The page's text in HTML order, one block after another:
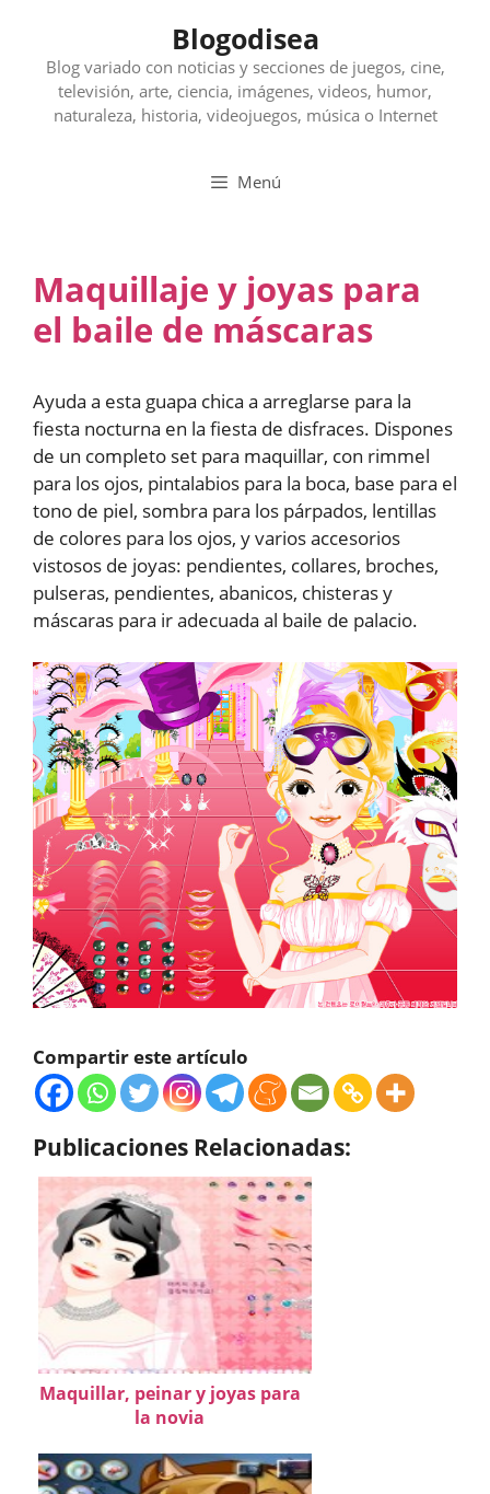
contenido
Blogodisea
Blog variado con noticias y secciones de juegos, cine,
televisión, arte, ciencia, imágenes, videos, humor,
naturaleza, historia, videojuegos, música o Internet
Menú
Maquillaje y joyas para
el baile de máscaras
Ayuda a esta guapa chica a arreglarse para la
fiesta nocturna en la fiesta de disfraces. Dispones
de un completo set para maquillar, con rimmel
para los ojos, pintalabios para la boca, base para el
tono de piel, sombra para los párpados, lentillas
de colores para los ojos, y varios accesorios
vistosos de joyas: pendientes, collares, broches,
pulseras, pendientes, abanicos, chisteras y
máscaras para ir adecuada al baile de palacio.
Compartir este artículo
Publicaciones Relacionadas:
Maquillar, peinar y joyas para
la novia